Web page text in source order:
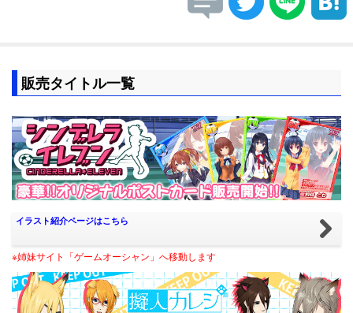
販売タイトル一覧
イラスト紹介ページはこちら
※姉妹サイト「ゲームオーシャン」へ移動します